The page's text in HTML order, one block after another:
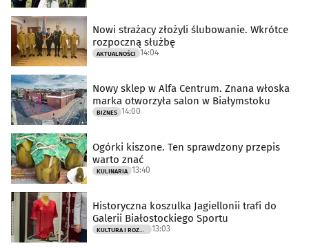
Nowi strażacy złożyli ślubowanie. Wkrótce
rozpoczną służbę
AKTUALNOŚCI 14:04
Nowy sklep w Alfa Centrum. Znana włoska
marka otworzyła salon w Białymstoku
BIZNES 14:00
Ogórki kiszone. Ten sprawdzony przepis
warto znać
KULINARIA 13:40
Historyczna koszulka Jagiellonii trafi do
Galerii Białostockiego Sportu
KULTURA I ROZRYWKA 13:03